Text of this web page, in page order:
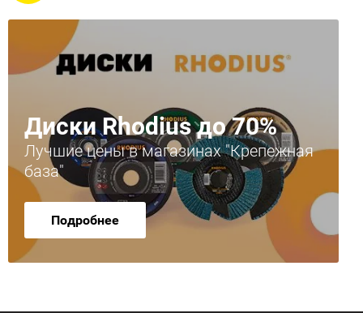
Диски Rhodius до 70%
Лучшие цены в магазинах "Крепежная
база"
Подробнее